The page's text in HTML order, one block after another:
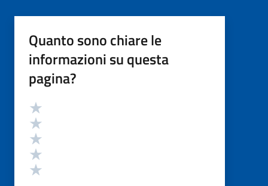
Quanto sono chiare le
informazioni su questa
pagina?
Valutazione